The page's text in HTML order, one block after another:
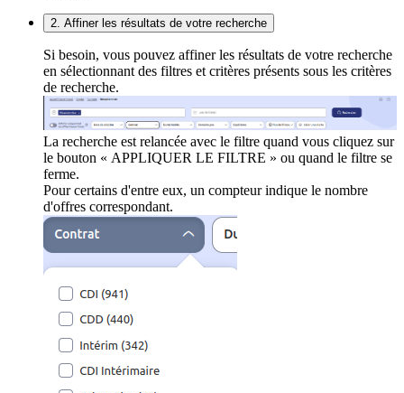
2. Affiner les résultats de votre recherche
Si besoin, vous pouvez affiner les résultats de votre recherche
en sélectionnant des filtres et critères présents sous les critères
de recherche.
La recherche est relancée avec le filtre quand vous cliquez sur
le bouton « APPLIQUER LE FILTRE » ou quand le filtre se
ferme.
Pour certains d'entre eux, un compteur indique le nombre
d'offres correspondant.